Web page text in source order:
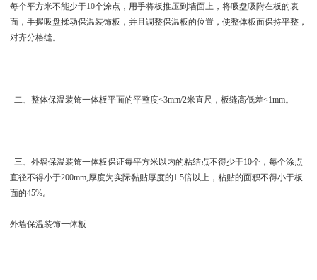
每个平方米不能少于10个涂点，用手将板推压到墙面上，将吸盘吸附在板的表
面，手握吸盘揉动保温装饰板，并且调整保温板的位置，使整体板面保持平整，
对齐分格缝。
二、整体保温装饰一体板平面的平整度<3mm/2米直尺，板缝高低差<1mm。
三、 外墙保温装饰一体板保证每平方米以内的粘结点不得少于10个，每个涂点
直径不得小于200mm,厚度为实际黏贴厚度的1.5倍以上，粘贴的面积不得小于板
面的45%。
外墙保温装饰一体板